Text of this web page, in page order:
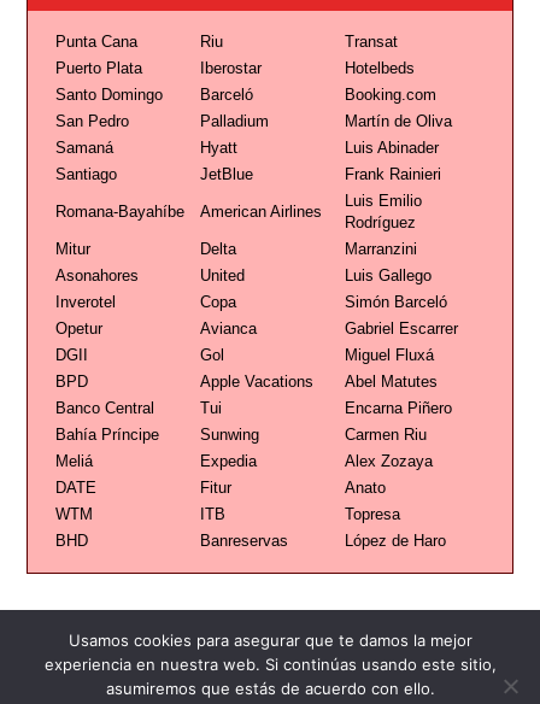
Punta Cana Riu
Transat
Puerto Plata
Iberostar
Hotelbeds
Santo Domingo
Barceló
Booking.com
San Pedro
Palladium
Martín de Oliva
Samaná
Hyatt
Luis Abinader
Santiago
JetBlue Frank Rainieri
Romana-Bayahíbe American Airlines
Luis Emilio
Rodríguez
Mitur
Delta
Marranzini
Asonahores
United
Luis Gallego
Inverotel
Copa
Simón Barceló
Opetur
Avianca
Gabriel Escarrer
DGII
Gol
Miguel Fluxá
BPD
Apple Vacations
Abel Matutes
Banco Central
Tui
Encarna Piñero
Bahía Príncipe
Sunwing
Carmen Riu
Meliá
Expedia
Alex Zozaya
DATE
Fitur
Anato
WTM
ITB
Topresa
BHD
Banreservas López de Haro
Usamos cookies para asegurar que te damos la mejor
experiencia en nuestra web. Si continúas usando este sitio,
asumiremos que estás de acuerdo con ello.
Publicidad Redacción Contacto